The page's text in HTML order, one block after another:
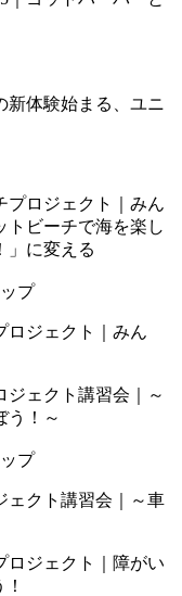
新体験始まる、ユニ
プ
ロジェクト｜みん
プ
ェクト講習会｜～車